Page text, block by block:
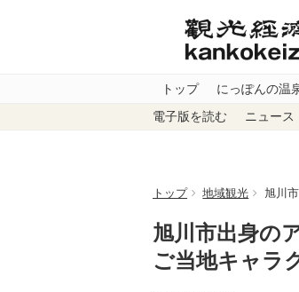
トップ にっぽんの温
電子版を読む ニュース
トップ 地域観光 旭川
旭川市出身の
ご当地キャラ